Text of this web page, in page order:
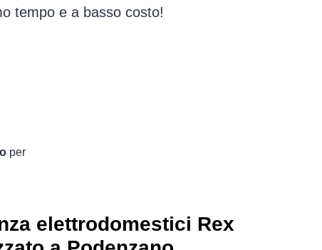
tempo e a basso costo!
per
elettrodomestici Rex